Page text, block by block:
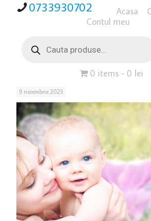
0733930702 Acasa
Contul meu
search
0 items 0 lei
9 noiembrie 2023